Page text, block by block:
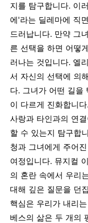
지를 탐구합니다. 이
에'라는 딜레마에 직
드러납니다. 만약 그
른 선택을 하면 어떻
러나는 것입니다. 엘
서 자신의 선택에 의
다. 그녀가 어떤 길을
이 다르게 진화합니
사랑과 타인과의 연
할 수 있는지 탐구합
청과 그녀에게 주어
여정입니다. 뮤지컬
의 혼란 속에서 우리
대해 깊은 질문을 던
핵심은 우리가 내리
베스의 삶은 두 개의